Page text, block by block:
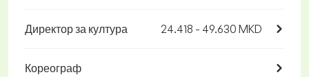
Директор за култура 24.418 - 49.630 MKD
Кореограф